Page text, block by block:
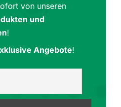
von unseren
und
!
Angebote!